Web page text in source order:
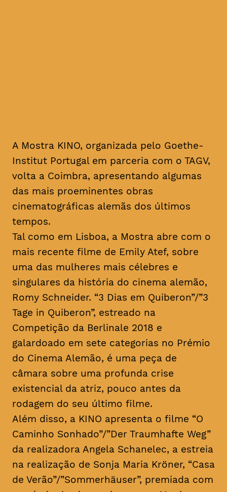
A Mostra KINO, organizada pelo Goethe-
Institut Portugal em parceria com o TAGV,
volta a Coimbra, apresentando algumas
das mais proeminentes obras
cinematográficas alemãs dos últimos
tempos.
Tal como em Lisboa, a Mostra abre com o
mais recente filme de Emily Atef, sobre
uma das mulheres mais célebres e
singulares da história do cinema alemão,
Romy Schneider. “3 Dias em Quiberon”/”3
Tage in Quiberon”, estreado na
Competição da Berlinale 2018 e
galardoado em sete categorias no Prémio
do Cinema Alemão, é uma peça de
câmara sobre uma profunda crise
existencial da atriz, pouco antes da
rodagem do seu último filme.
Além disso, a KINO apresenta o filme “O
Caminho Sonhado”/”Der Traumhafte Weg”
da realizadora Angela Schanelec, a estreia
na realização de Sonja Maria Kröner, “Casa
de Verão”/”Sommerhäuser”, premiada com